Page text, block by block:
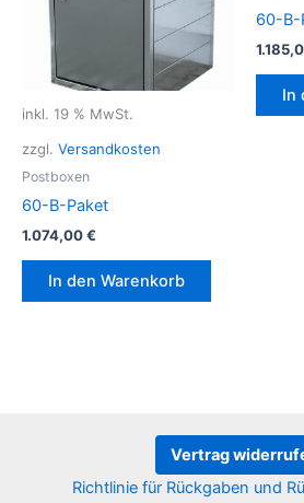
inkl. 19 % MwSt.
zzgl. Versandkosten
Postboxen
60-B-Paket
1.074,00€
In den Warenkorb
60-B-
In
Vertrag
Richtlinie für Rückgaben und